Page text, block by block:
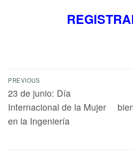
PREVIOUS
23 de junio: Día
Internacional de la Mujer
en la Ingeniería